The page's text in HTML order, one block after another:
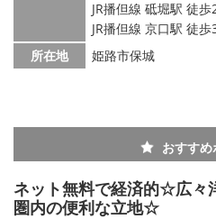
メールでお問い合わせ
JR播但線 砥堀駅 徒歩
JR播但線 京口駅 徒歩
所在地
姫路市保城
おすすめ
ネット無料で経済的☆広
圏内の便利な立地☆